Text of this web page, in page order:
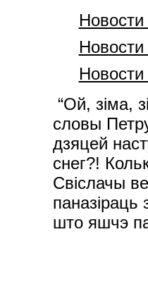
Новости
Новости
“Ой, зіма,
словы
дзяцей
снег?!
Свіслачы
што яшчэ